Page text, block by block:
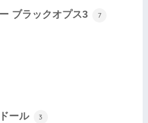
ブラックオプス3 7
ール 3